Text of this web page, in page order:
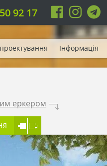
92 17
Інформація
еркером .